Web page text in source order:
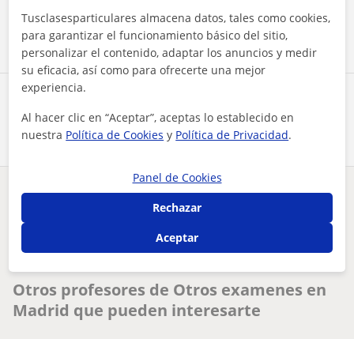
Contactar ahora
¿Hay algún error en este perfil?
el docente que necesitas para aprobar los exmenes de derecho...
Otros profesores de Otros examenes en
Madrid que pueden interesarte
Tusclasesparticulares almacena datos, tales como cookies,
para garantizar el funcionamiento básico del sitio,
personalizar el contenido, adaptar los anuncios y medir
su eficacia, así como para ofrecerte una mejor
experiencia.
Al hacer clic en “Aceptar”, aceptas lo establecido en
nuestra Política de Cookies y Política de Privacidad.
Panel de Cookies
Rechazar
Aceptar